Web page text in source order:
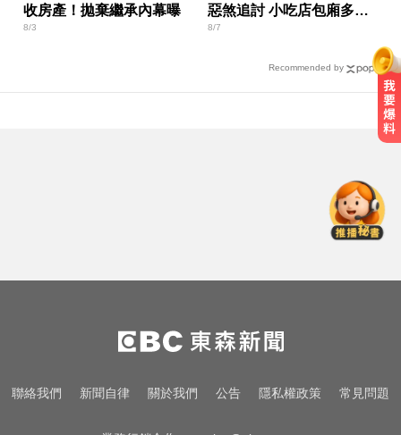
收房產！拋棄繼承內幕曝
8/3
惡煞追討 小吃店包廂多次
性侵
8/7
Recommended by
織欽遭檢調搜索偵訓
川普嗆伊朗若不開放荷莫茲海峽 將
祭「二戰後最大攻擊」
尼斯湖水怪又現身！遊湖拍到「神
聯絡我們 新聞自律 關於我們 公告 隱私權政策 常見問題